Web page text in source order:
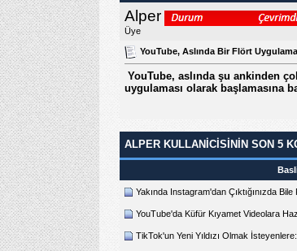
Alper
Üye
YouTube, Aslında Bir Flört
YouTube, aslında şu ankinden
uygulaması olarak başlamasına
ALPER KULLANICISININ SON 5
Yakında Instagram'dan Çıktığınızda Bile
YouTube'da Küfür Kıyamet Videolara
TikTok'un Yeni Yıldızı Olmak İsteyenlere: